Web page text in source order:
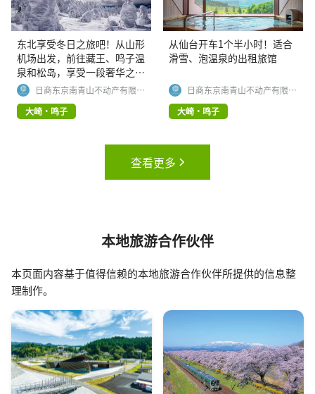
东北享受冬日之旅吧！从山形
机场出发，前往藏王、鸣子温
泉和松岛，享受一段奢华之
旅，沿途欣赏令人叹为观止的
美景。
日商东京南青山不动产有限公
司
大崎・鸣子
从仙台开车1个半小时！适合
滑雪、泡温泉的出租旅馆
日商东京南青山不动产有限公
司
大崎・鸣子
查看更多
本地旅游合作伙伴
本页面内容基于值得信赖的本地旅游合作伙伴所提供的信息整
理制作。